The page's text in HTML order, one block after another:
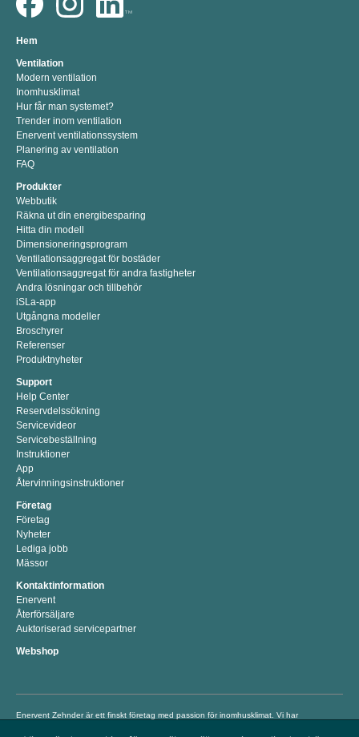
Hem
Ventilation
Modern ventilation
Inomhusklimat
Hur får man systemet?
Trender inom ventilation
Enervent ventilationssystem
Planering av ventilation
FAQ
Produkter
Webbutik
Räkna ut din energibesparing
Hitta din modell
Dimensioneringsprogram
Ventilationsaggregat för bostäder
Ventilationsaggregat för andra fastigheter
Andra lösningar och tillbehör
iSLa-app
Utgångna modeller
Broschyrer
Referenser
Produktnyheter
Support
Help Center
Reservdelssökning
Servicevideor
Servicebeställning
Instruktioner
App
Återvinningsinstruktioner
Företag
Företag
Nyheter
Lediga jobb
Mässor
Kontaktinformation
Enervent
Återförsäljare
Auktoriserad servicepartner
Webshop
Enervent Zehnder är ett finskt företag med passion för inomhusklimat. Vi har